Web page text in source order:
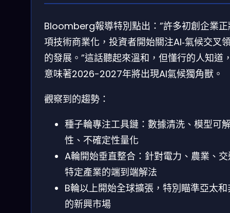
Bloomberg報導特別點出：”許多初創企業
項技術商業化，投資者開始關注AI‑氣候交叉
的發展。”這話聽起來溫和，但懂行的人知道
意味著2026-2027年將出現AI氣候獨角獸。
觀察到的趨勢：
種子輪專注工具鏈：數據清洗、模型可
性、不確定性量化
A輪開始垂直整合：針對電力、農業、
特定產業的端到端解法
B輪以上開始全球擴張，特別瞄準亞太
的新興市場